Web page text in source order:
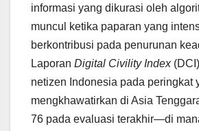
informasi yang dikurasi oleh
muncul ketika paparan yang
berkontribusi pada penurunan
Laporan Digital Civility Index
netizen Indonesia pada peringkat
mengkhawatirkan di Asia
76 pada evaluasi terakhir—di